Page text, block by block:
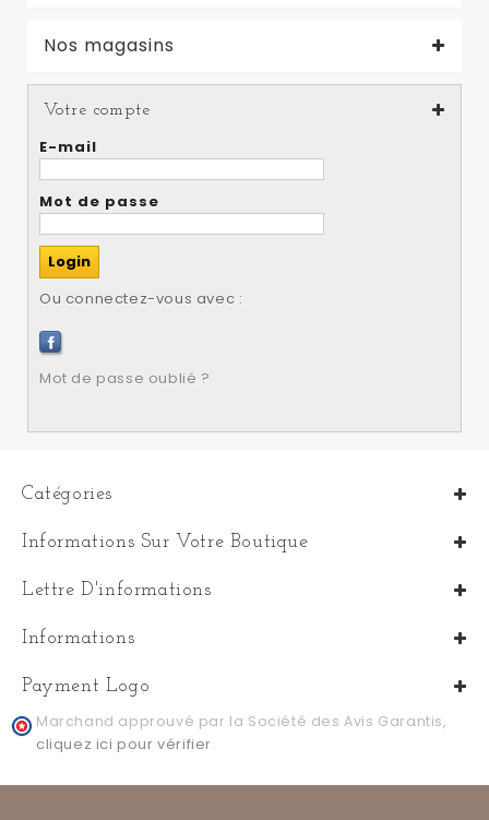
Nos magasins
Votre compte
E-mail
Mot de passe
Ou connectez-vous avec :
Mot de passe oublié ?
Catégories
Informations Sur Votre Boutique
Lettre D'informations
Informations
Payment Logo
Marchand approuvé par la Société des Avis Garantis,
cliquez ici pour vérifier.